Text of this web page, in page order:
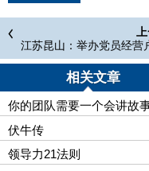
江苏昆山：举办党员经营
亮”授
相关文章
你的团队需要一个会讲故
伏牛传
领导力21法则